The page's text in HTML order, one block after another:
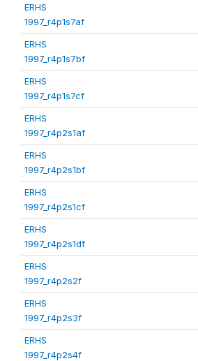
ERHS
1997_r4p1s7af
ERHS
1997_r4p1s7bf
ERHS
1997_r4p1s7cf
ERHS
1997_r4p2s1af
ERHS
1997_r4p2s1bf
ERHS
1997_r4p2s1cf
ERHS
1997_r4p2s1df
ERHS
1997_r4p2s2f
ERHS
1997_r4p2s3f
ERHS
1997_r4p2s4f